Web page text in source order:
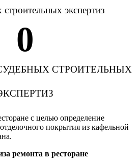
экспертиз
0
СТРОИТЕЛЬНЫХ
с целью определение
покрытия из кафельной
ремонта в ресторане